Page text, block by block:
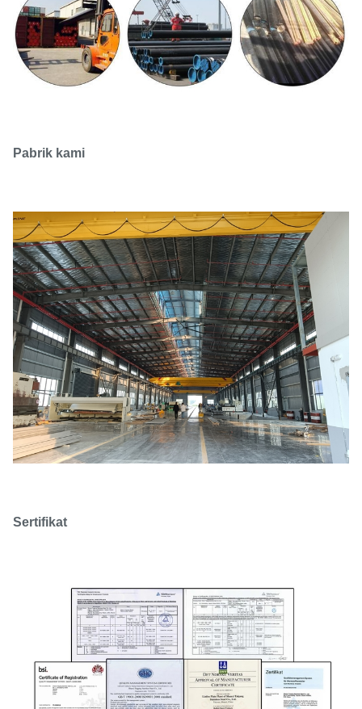
Pabrik kami
Sertifikat